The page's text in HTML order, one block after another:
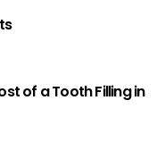
of a Tooth Filling in